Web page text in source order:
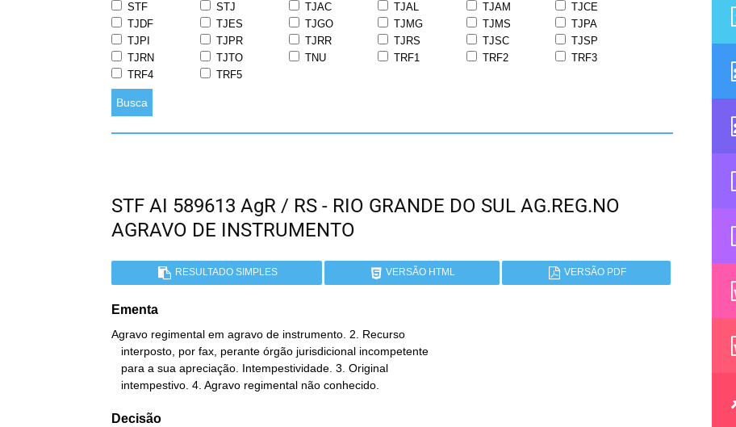
STF STJ TJAC TJAL TJAM
TJCE
TJDF
TJES TJGO TJMG TJMS
TJPA
TJPI
TJPR TJRR TJRS TJSC
TJSP
TJRN
TJTO TNU TRF1 TRF2
TRF3
TRF4
TRF5
Busca
STF AI 589613 AgR / RS - RIO GRANDE DO SUL AG.REG.NO
AGRAVO DE INSTRUMENTO
RESULTADO SIMPLES VERSÃO HTML VERSÃO PDF
Ementa
Agravo regimental em agravo de instrumento. 2. Recurso
   intempestivo. 4. Agravo regimental não conhecido.
Decisão